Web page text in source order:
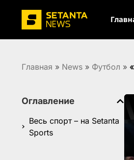
Главная » News » Футбол »
Оглавление
Весь спорт – на Setanta
Sports